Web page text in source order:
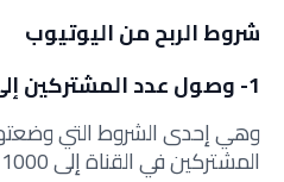
شروط الربح من اليوتيوب
1- وصول عدد المشتركين إلى 1000 ألف مشترك
وهي إحدى الشروط التي
المشتركين في القناة إلى 1000 صديق مشترك.